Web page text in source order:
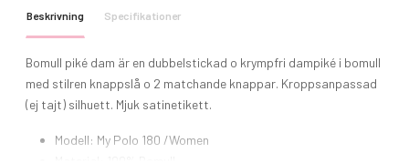
Beskrivning Specifikationer
Bomull piké dam är en dubbelstickad o krympfri dampiké i bomull
med stilren knappslå o 2 matchande knappar. Kroppsanpassad
(ej tajt) silhuett. Mjuk satinetikett.
Modell: My Polo 180 /Women